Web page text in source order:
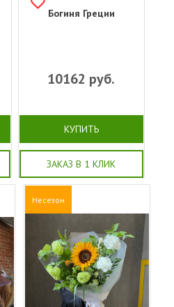
Богиня Греции
10162 руб.
КУПИТЬ
ЗАКАЗ В 1 КЛИК
Несезон